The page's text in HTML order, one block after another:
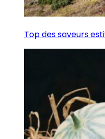
Top des saveurs